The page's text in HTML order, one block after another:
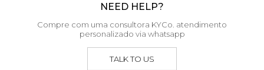
NEED HELP?
Compre com uma consultora KYCo. atendimento
personalizado via whatsapp
TALK TO US